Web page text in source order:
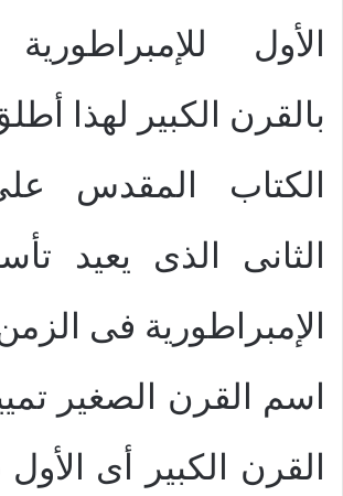
الأول للإمبراطورية
بالقرن الكبير لهذا
الكتاب المقدس
الثانى الذى يعيد
الإمبراطورية فى الزمن
اسم القرن الصغير